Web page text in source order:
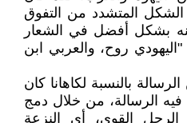
الشكل المتشدد من التفوق
عنه بشكل أفضل في الشعار
"اليهودي روح، والعربي ابن
بالنسبة لكاهانا كان
فيه الرسالة، من خلال دمج
الرجل القوي، أي النزعة